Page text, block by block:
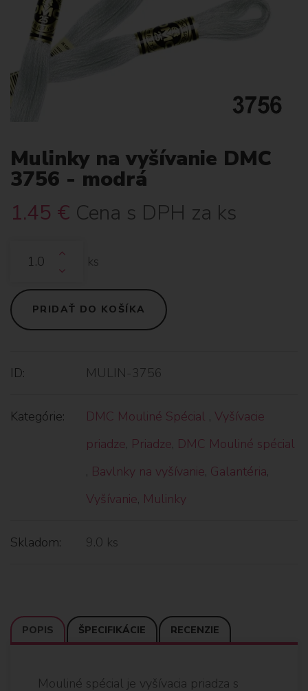
Mulinky na vyšívanie DMC
3756 - modrá
1.45 € Cena s DPH za ks
ks
PRIDAŤ DO KOŠÍKA
ID: MULIN-3756
Kategórie: DMC Mouliné Spécial , Vyšívacie
priadze, Priadze, DMC Mouliné spécial
, Bavlnky na vyšívanie, Galantéria,
Vyšívanie, Mulinky
Skladom: 9.0 ks
POPIS ŠPECIFIKÁCIE RECENZIE
Mouliné spécial je vyšívacia priadza s